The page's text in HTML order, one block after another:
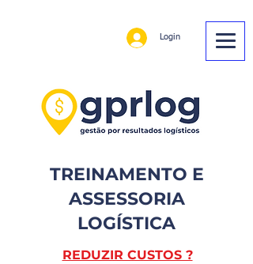
Login
TREINAMENTO E
ASSESSORIA
LOGÍSTICA
REDUZIR CUSTOS ?